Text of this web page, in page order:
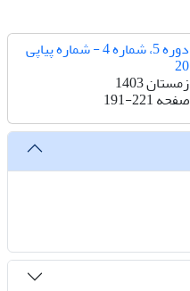
دوره 5، شماره 4 - شماره پیاپی
20
زمستان 1403
صفحه191-221